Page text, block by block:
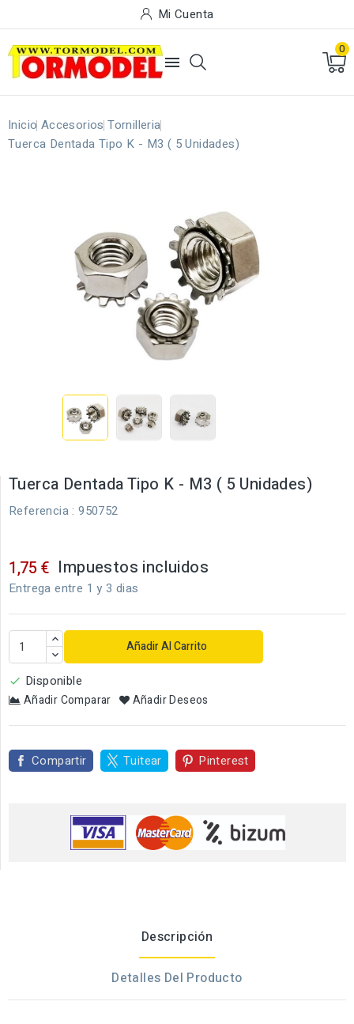
Mi Cuenta

0
Inicio Accesorios Tornilleria
Tuerca Dentada Tipo K - M3 ( 5 Unidades)
Tuerca Dentada Tipo K - M3 ( 5 Unidades)
Referencia : 950752
1,75 € Impuestos incluidos
Entrega entre 1 y 3 dias
Añadir Al Carrito
 Disponible
Añadir Comparar Añadir Deseos
Compartir Tuitear Pinterest
Descripción
Detalles Del Producto